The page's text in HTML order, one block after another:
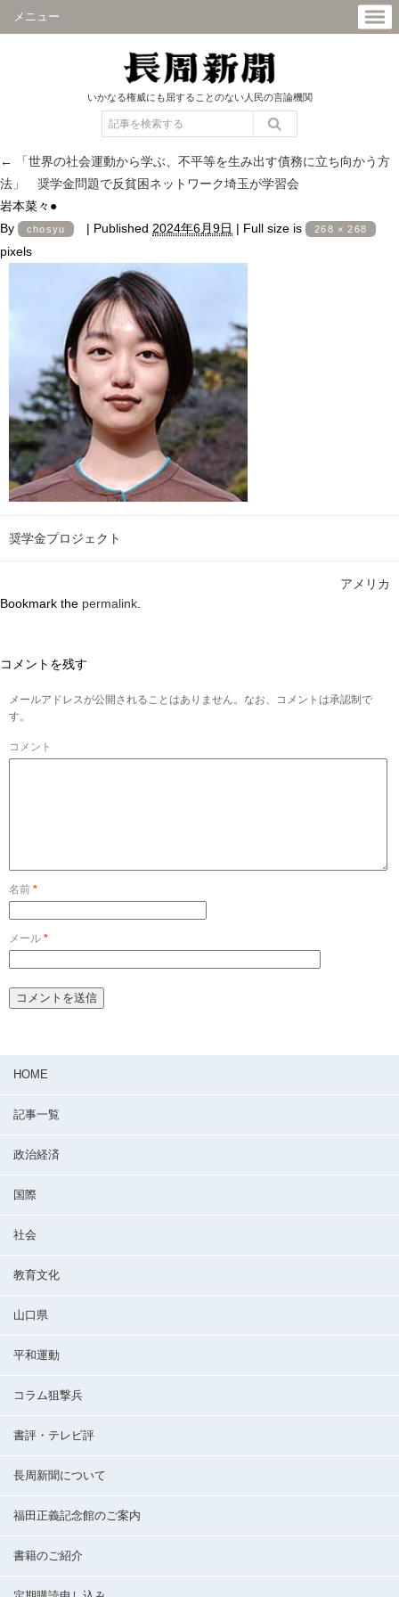
メニュー
いかなる権威にも屈することのない人民の言論機関
←
「世界の社会運動から学ぶ、不平等を生み出す債務に立ち向かう方
法」 奨学金問題で反貧困ネットワーク埼玉が学習会
岩本菜々●
By
chosyu | Published 2024年6月9日 | Full size is 268 × 268
pixels
奨学金プロジェクト
アメリカ
Bookmark the permalink
コメントを残す
メールアドレスが公開されることはありません。なお、コメントは承認制で
す。
コメント
名前 *
メール *
HOME
記事一覧
政治経済
国際
社会
教育文化
山口県
平和運動
コラム狙撃兵
書評・テレビ評
長周新聞について
福田正義記念館のご案内
書籍のご紹介